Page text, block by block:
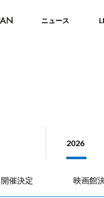
ニュース
2026
開催決定 映画館